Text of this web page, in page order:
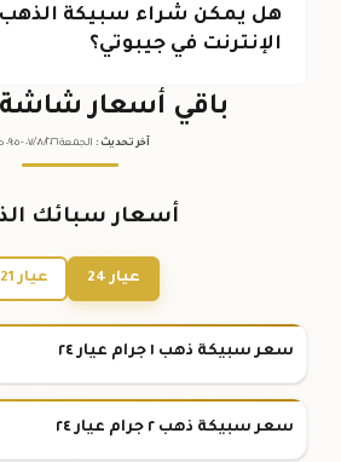
هل يمكن شراء سبيكة الذهب
الإنترنت في جيبوتي؟
باقي أسعار
آخر تحديث : الجمعة ٠٧ /٠٨/٢٠٢٦ - ٠٩:٠٥
أسعار سبائك
عيار 24 عيار 21
سعر سبيكة ذهب ١ جرام عيار ٢٤
سعر سبيكة ذهب ٢ جرام عيار ٢٤